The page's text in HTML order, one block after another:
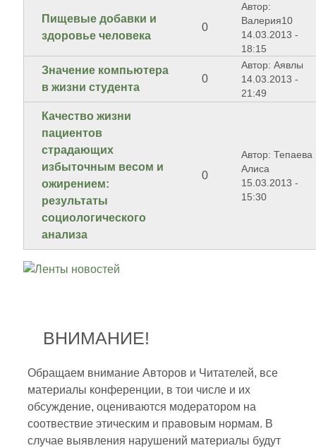
Пищевые добавки и
здоровье человека
0
Автор:
Валерия10
14.03.2013 -
18:15
Значение компьютера
в жизни студента
0
Автор: Аявлы
14.03.2013 -
21:49
Качество жизни
пациентов
страдающих
избыточным весом и
ожирением:
результаты
социологического
анализа
0
Автор: Тепаева
Алиса
15.03.2013 -
15:30
ВНИМАНИЕ!
Обращаем внимание Авторов и Читателей, все
материалы конференции, в тои числе и их
обсуждение, оцениваются модератором на
соотвествие этическим и правовым нормам. В
случае выявления нарушений материалы будут